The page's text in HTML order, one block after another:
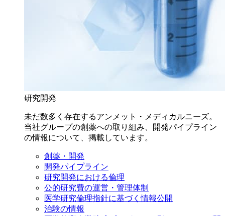
研究開発
未だ数多く存在するアンメット・メディカルニーズ。
当社グループの創薬への取り組み、開発パイプライン
の情報について、掲載しています。
創薬・開発
開発パイプライン
研究開発における倫理
公的研究費の運営・管理体制
医学研究倫理指針に基づく情報公開
治験の情報